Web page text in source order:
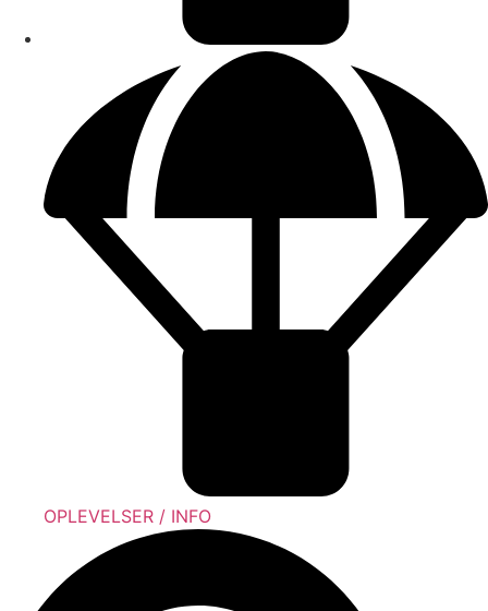
OPLEVELSER / INFO